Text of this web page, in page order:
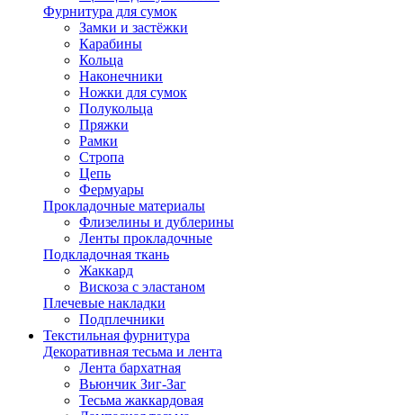
Фурнитура для сумок
Замки и застёжки
Карабины
Кольца
Наконечники
Ножки для сумок
Полукольца
Пряжки
Рамки
Стропа
Цепь
Фермуары
Прокладочные материалы
Флизелины и дублерины
Ленты прокладочные
Подкладочная ткань
Жаккард
Вискоза с эластаном
Плечевые накладки
Подплечники
Текстильная фурнитура
Декоративная тесьма и лента
Лента бархатная
Вьюнчик Зиг-Заг
Тесьма жаккардовая